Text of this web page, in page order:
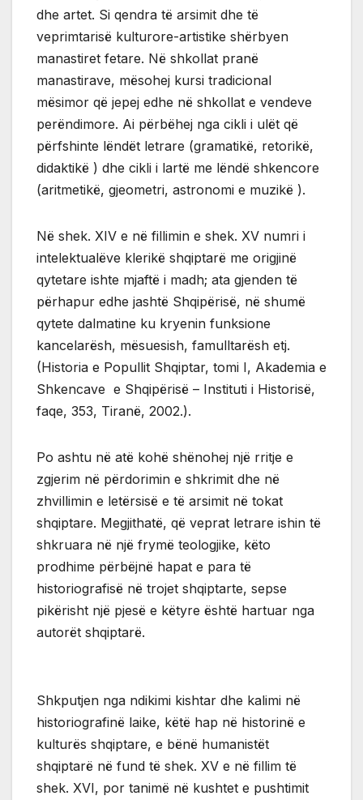
dhe artet. Si qendra të arsimit dhe të
veprimtarisë kulturore-artistike shërbyen
manastiret fetare. Në shkollat pranë
manastirave, mësohej kursi tradicional
mësimor që jepej edhe në shkollat e vendeve
perëndimore. Ai përbëhej nga cikli i ulët që
përfshinte lëndët letrare (gramatikë, retorikë,
didaktikë ) dhe cikli i lartë me lëndë shkencore
(aritmetikë, gjeometri, astronomi e muzikë ).
Në shek. XIV e në fillimin e shek. XV numri i
intelektualëve klerikë shqiptarë me origjinë
qytetare ishte mjaftë i madh; ata gjenden të
përhapur edhe jashtë Shqipërisë, në shumë
qytete dalmatine ku kryenin funksione
kancelarësh, mësuesish, famulltarësh etj.
(Historia e Popullit Shqiptar, tomi I, Akademia e
Shkencave e Shqipërisë – Instituti i Historisë,
faqe, 353, Tiranë, 2002.).
Po ashtu në atë kohë shënohej një rritje e
zgjerim në përdorimin e shkrimit dhe në
zhvillimin e letërsisë e të arsimit në tokat
shqiptare. Megjithatë, që veprat letrare ishin të
shkruara në një frymë teologjike, këto
prodhime përbëjnë hapat e para të
historiografisë në trojet shqiptarte, sepse
pikërisht një pjesë e këtyre është hartuar nga
autorët shqiptarë.
Shkputjen nga ndikimi kishtar dhe kalimi në
historiografinë laike, këtë hap në historinë e
kulturës shqiptare, e bënë humanistët
shqiptarë në fund të shek. XV e në fillim të
shek. XVI, por tanimë në kushtet e pushtimit